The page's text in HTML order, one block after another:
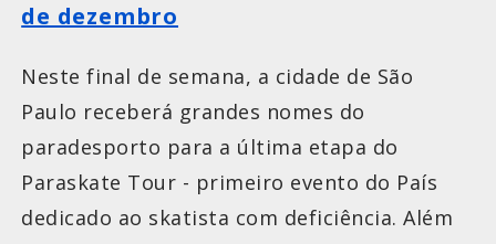
de dezembro
Neste final de semana, a cidade de São
Paulo receberá grandes nomes do
paradesporto para a última etapa do
Paraskate Tour - primeiro evento do País
dedicado ao skatista com deficiência. Além